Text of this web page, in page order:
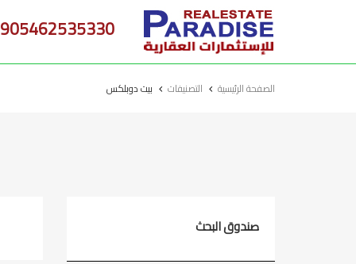
الصفحة الرئيسية التصنيفات بيت دوبلكس
صندوق البحث